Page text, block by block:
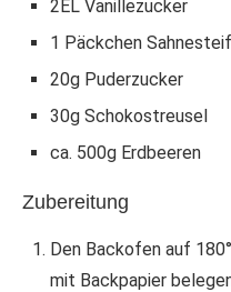
2EL Vanillezucker
1 Päckchen Sahnesteif
20g Puderzucker
30g Schokostreusel
ca. 500g Erdbeeren
Zubereitung
Den Backofen auf
mit Backpapier